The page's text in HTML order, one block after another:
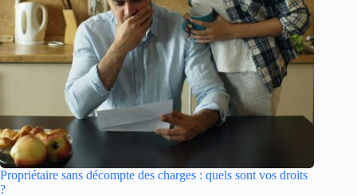
Propriétaire sans décompte des charges : quels sont vos droits
?